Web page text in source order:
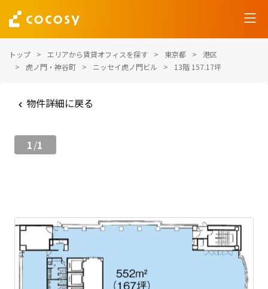
トップ エリアから賃貸オフィスを探す 東京都
港区
虎ノ門・神谷町
ニッセイ虎ノ門ビル 13階 157.17坪
物件詳細に戻る
1/1